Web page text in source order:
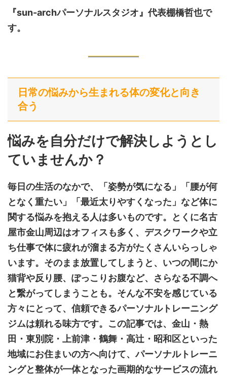
『sun-archパーソナルスタジオ』代表棚橋哲也で
す。
日常の悩みから生まれる体の変化と向き
合う
悩みを自分だけで解決しようとし
ていませんか ？
毎日の生活のなかで、「姿勢が気になる」「腰が何
となく重たい」「最近太りやすくなった」など体に
関する悩みを抱える人は多いものです。とくに名古
屋市金山周辺はオフィスも多く、デスクワークや立
ち仕事で体に疲れが溜まる方がたくさんいらっしゃ
います。そのまま放置してしまうと、いつの間にか
猫背や反り腰、ぽっこりお腹など、さらなる不調へ
と繋がってしまうことも。そんな不安を感じている
方々にとって、信頼できるパーソナルトレーニング
ジムは頼れる味方です。この記事では、金山・熱
田・東別院・上前津・鶴舞・高辻・昭和区といった
地域にお住まいの方へ向けて、パーソナルトレーニ
ングと整体が一体となった画期的なサービスの流れ